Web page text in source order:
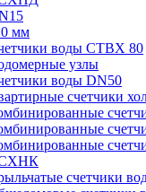
мм
воды СТВХ 80
узлы
воды DN50
счетчики
счетчики